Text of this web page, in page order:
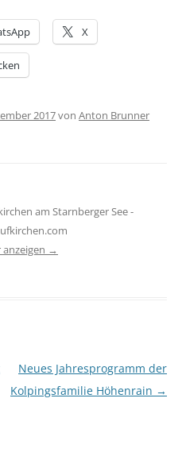
X
2017von Anton Brunner
am Starnberger See -
→
Neues Jahresprogramm der
Kolpingsfamilie Höhenrain →